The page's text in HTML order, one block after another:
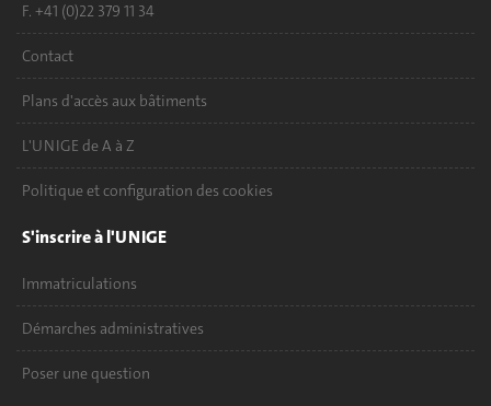
F. +41 (0)22 379 11 34
Contact
Plans d'accès aux bâtiments
L'UNIGE de A à Z
Politique et configuration des cookies
S'inscrire à l'UNIGE
Immatriculations
Démarches administratives
Poser une question